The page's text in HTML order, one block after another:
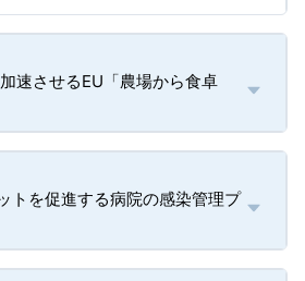
速させるEU「農場から食卓
トを促進する病院の感染管理プ